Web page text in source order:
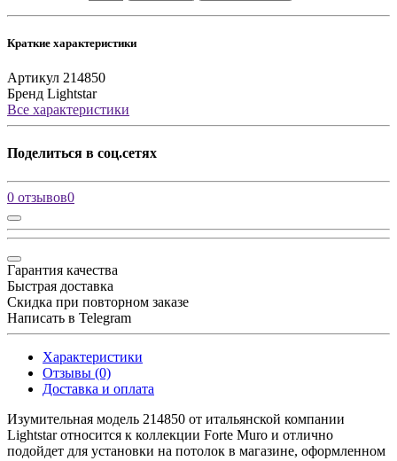
Краткие характеристики
Артикул 214850
Бренд Lightstar
Все характеристики
Поделиться в соц.сетях
0 отзывов0
Гарантия качества
Быстрая доставка
Скидка при повторном заказе
Написать в Telegram
Характеристики
Отзывы (0)
Доставка и оплата
Изумительная модель 214850 от итальянской компании
Lightstar относится к коллекции Forte Muro и отлично
подойдет для установки на потолок в магазине, оформленном